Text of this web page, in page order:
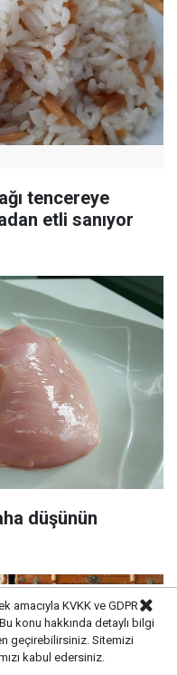
tencereye
etli sanıyor
düşünün
amacıyla KVKK ve GDPR
konu hakkında detaylı bilgi
geçirebilirsiniz. Sitemizi
kabul edersiniz.